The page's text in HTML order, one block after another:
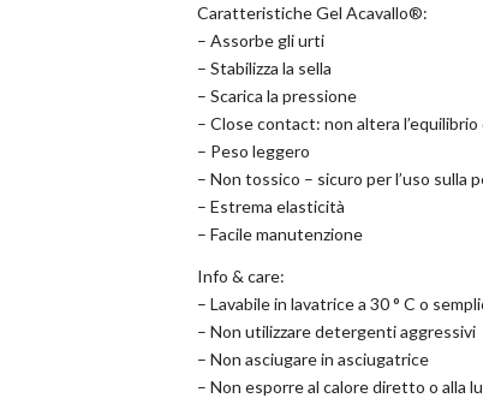
Caratteristiche Gel Acavallo®:
– Assorbe gli urti
– Stabilizza la sella
– Scarica la pressione
– Close contact: non altera l’equilibrio
– Peso leggero
– Non tossico – sicuro per l’uso sulla
– Estrema elasticità
– Facile manutenzione
Info & care:
– Lavabile in lavatrice a 30 ° C o
– Non utilizzare detergenti aggressivi
– Non asciugare in asciugatrice
– Non esporre al calore diretto o alla